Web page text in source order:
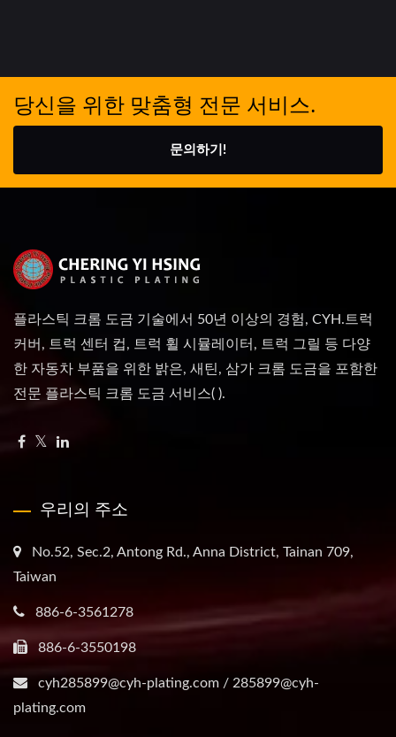
당신을 위한 맞춤형 전문 서비스.
문의하기!
플라스틱 크롬 도금 기술에서 50년 이상의 경험, CYH.트럭
커버, 트럭 센터 컵, 트럭 휠 시뮬레이터, 트럭 그릴 등 다양
한 자동차 부품을 위한 밝은, 새틴, 삼가 크롬 도금을 포함한
전문 플라스틱 크롬 도금 서비스( ).
우리의 주소
No.52, Sec.2, Antong Rd., Anna District, Tainan 709,
Taiwan
886-6-3561278
886-6-3550198
cyh285899@cyh-plating.com / 285899@cyh-
plating.com